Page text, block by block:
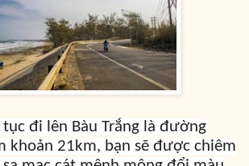
đi lên Bàu Trắng là đường
khoản 21km, bạn sẽ được chiêm